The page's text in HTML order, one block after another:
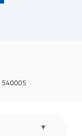
540005